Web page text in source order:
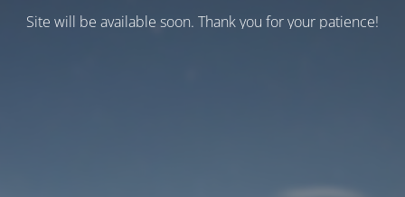
Site will be available soon. Thank you for your patience!